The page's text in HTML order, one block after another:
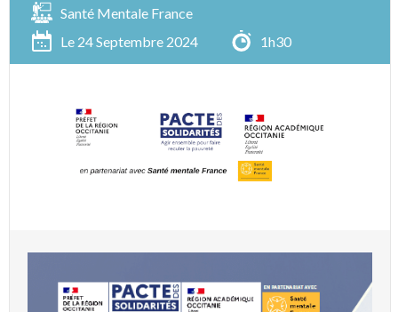
Santé Mentale France
Le 24 Septembre 2024
1h30